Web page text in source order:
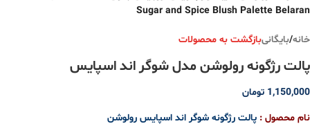
خانه/بایگانیبازگشت به محصولات
پالت رژگونه رولوشن مدل شوگر اند اسپایس
1,150,000 تومان
نام محصول : پالت رژگونه شوگر اند اسپایس رولوشن